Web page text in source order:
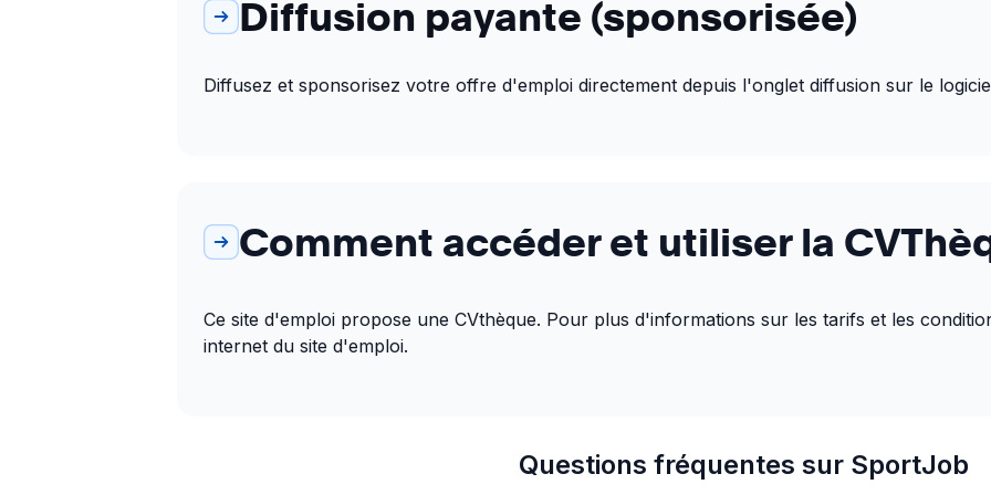
Diffusion payante (sponsorisée)
Diffusez et sponsorisez votre offre d'emploi directement depuis l'onglet diffusion sur le
Comment accéder et utiliser la
Ce site d'emploi propose une CVthèque. Pour plus d'informations sur les tarifs et les
internet du site d'emploi.
Questions fréquentes sur SportJob